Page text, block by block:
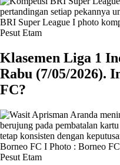
Pesut Etam
Klasemen Liga 1
Rabu (7/05/2026).
FC?
Pesut Etam